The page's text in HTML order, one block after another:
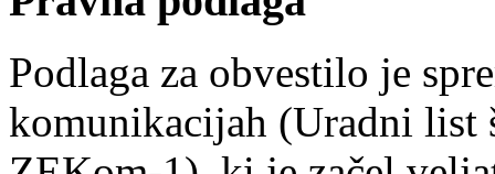
Podlaga za obvestilo je
komunikacijah (Uradni list